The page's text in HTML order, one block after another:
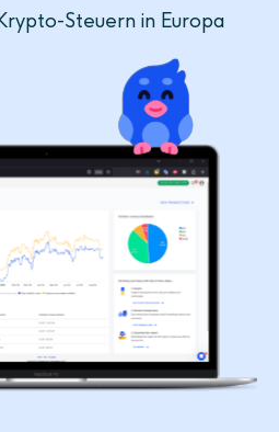
Steuern in Europa